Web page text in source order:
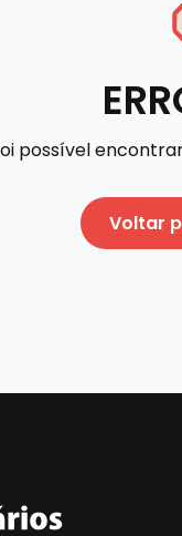
possível
Voltar